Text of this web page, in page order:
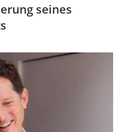
seines